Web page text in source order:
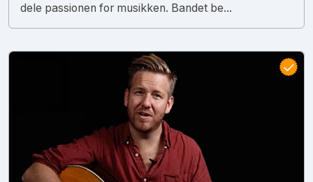
dele passionen for musikken. Bandet be...